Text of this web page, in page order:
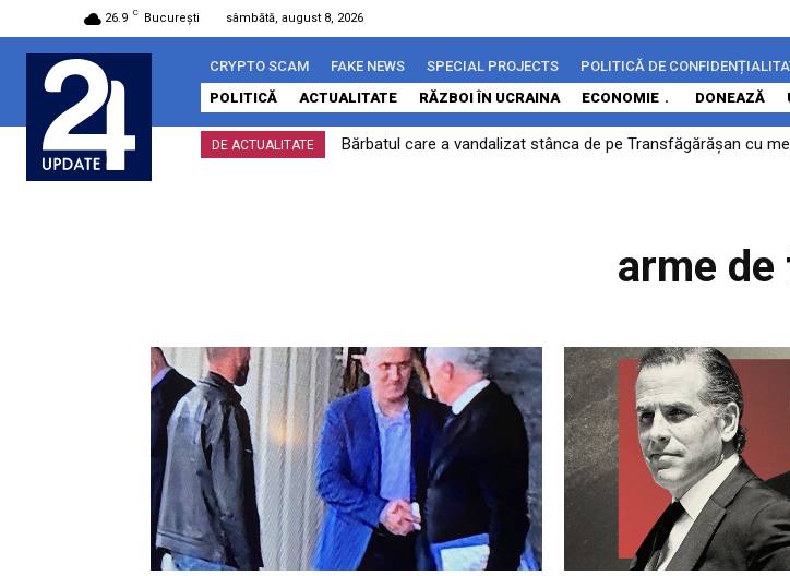
26.9 C București sâmbătă, august 8, 2026
CRYPTO SCAM FAKE NEWS SPECIAL PROJECTS
POLITICĂ DE
POLITICĂ
ACTUALITATE RĂZBOI ÎN UCRAINA ECONOMIE DONEAZĂ
DE ACTUALITATE Bărbatul care a vandalizat stânca de pe Transfăgărășan cu
PSD contraatacă după declarațiile lui Bolojan: „Contestarea
arme de